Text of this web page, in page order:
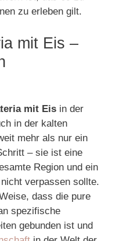
zu erleben gilt.
mit Eis –
mit Eis in der
in der kalten
mehr als nur ein
– sie ist eine
Region und ein
verpassen sollte.
dass die pure
spezifische
gebunden ist und